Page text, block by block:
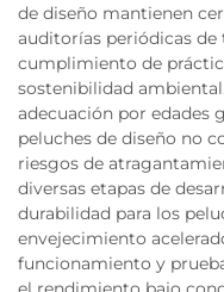
de diseño mantienen
auditorías periódicas de
cumplimiento de
sostenibilidad
adecuación por edades
peluches de diseño no
riesgos de
diversas etapas de
durabilidad para los
envejecimiento
funcionamiento y